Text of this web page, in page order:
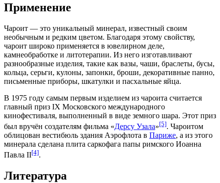
Применение
Чароит — это уникальный минерал, известный своим
необычным и редким цветом. Благодаря этому свойству,
чароит широко применяется в ювелирном деле,
камнеобработке и литотерапии. Из него изготавливают
разнообразные изделия, такие как вазы, чаши, браслеты, бусы,
кольца, серьги, кулоны, запонки, броши, декоративные панно,
письменные приборы, шкатулки и пасхальные яйца.
В 1975 году самым первым изделием из чароита считается
главный приз IX Московского международного
кинофестиваля, выполненный в виде земного шара. Этот приз
был вручён создателям фильма «Дерсу Узала»[5]. Чароитом
облицован вестибюль здания Аэрофлота в Париже, а из этого
минерала сделана плита саркофага папы римского Иоанна
Павла II[4].
Литература